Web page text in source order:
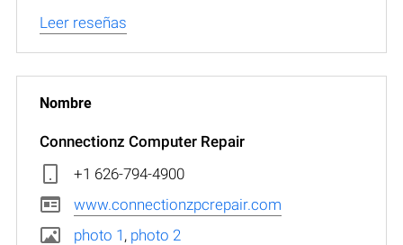
Leer reseñas
Connectionz Computer Repair
+1 626-794-4900
www.connectionzpcrepair.com
photo 1 , photo 2